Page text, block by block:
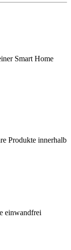
Smart Home
Produkte innerhalb
einwandfrei